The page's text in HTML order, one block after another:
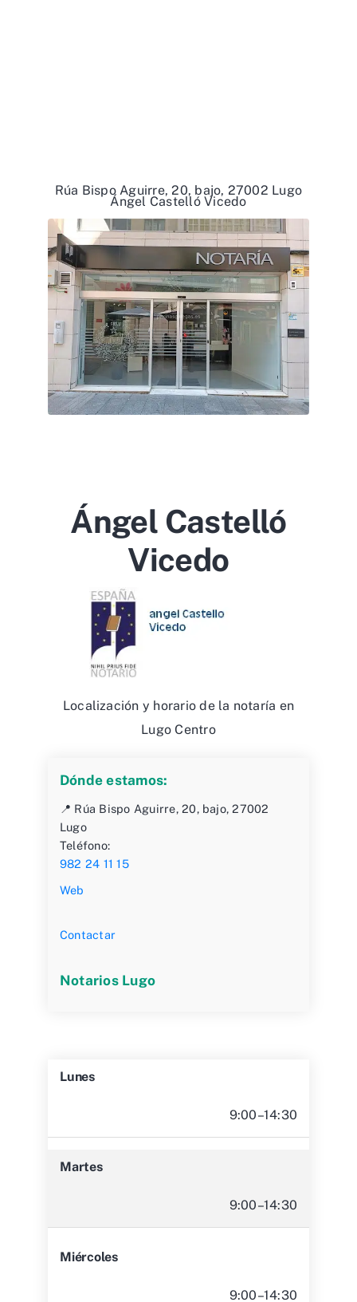
Ángel Castelló Vicedo
Rúa Bispo Aguirre, 20, bajo, 27002 Lugo
Ángel Castelló
Vicedo
Localización y horario de la notaría en
Lugo Centro
Dónde estamos:
📍 Rúa Bispo Aguirre, 20, bajo, 27002
Lugo
Teléfono:
982 24 11 15
Web
Contactar
Notarios Lugo
Lunes
9:00–14:30
Martes
9:00–14:30
Miércoles
9:00–14:30